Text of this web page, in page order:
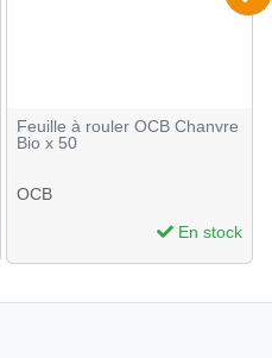
Feuille à rouler OCB Chanvre
Bio x 50
OCB
En stock